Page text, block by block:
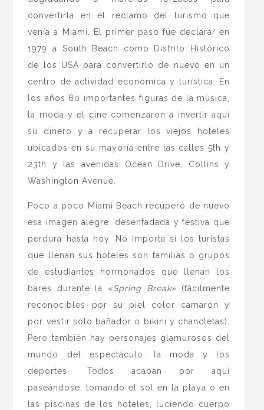
convertirla en el reclamo del turismo que
venía a Miami. El primer paso fue declarar en
1979 a South Beach como Distrito Histórico
de los USA para convertirlo de nuevo en un
centro de actividad económica y turística. En
los años 80 importantes figuras de la música,
la moda y el cine comenzaron a invertir aquí
su dinero y a recuperar los viejos hoteles
ubicados en su mayoría entre las calles 5th y
23th y las avenidas Ocean Drive, Collins y
Washington Avenue.
Poco a poco Miami Beach recuperó de nuevo
esa imagen alegre, desenfadada y festiva que
perdura hasta hoy. No importa si los turistas
que llenan sus hoteles son familias o grupos
de estudiantes hormonados que llenan los
bares durante la «Spring Break» (fácilmente
reconocibles por su piel color camarón y
por vestir sólo bañador o bikini y chancletas).
Pero también hay personajes glamurosos del
mundo del espectáculo, la moda y los
deportes. Todos acaban por aquí
paseándose, tomando el sol en la playa o en
las piscinas de los hoteles, luciendo cuerpo